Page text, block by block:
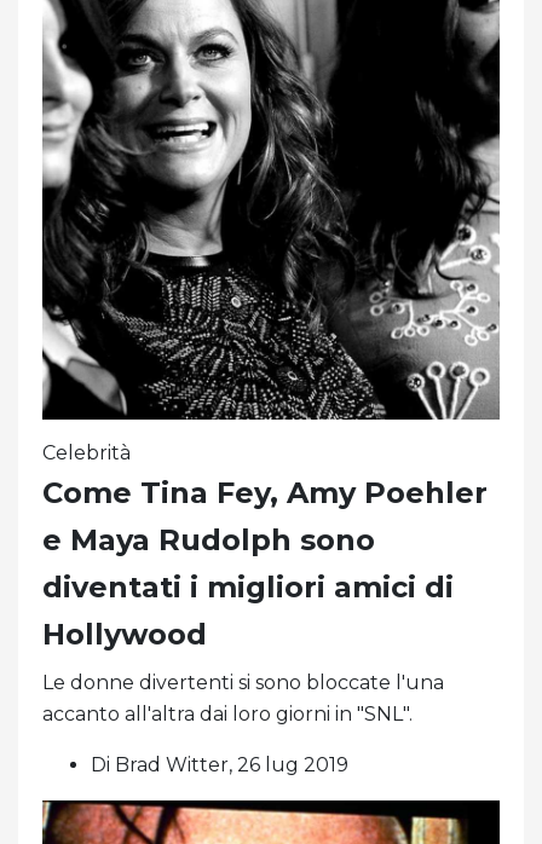
Celebrità
Come Tina Fey, Amy Poehler
e Maya Rudolph sono
diventati i migliori amici di
Hollywood
Le donne divertenti si sono bloccate l'una
accanto all'altra dai loro giorni in "SNL".
Di Brad Witter, 26 lug 2019